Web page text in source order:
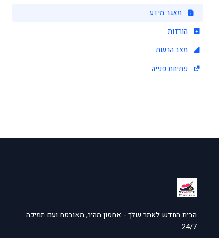
מאגר מידע
הורדות
מצב הרשת
פתיחת פנייה
הבית החדש לאתר שלך - אחסון מהיר, מאובטח ועם תמיכה
24/7